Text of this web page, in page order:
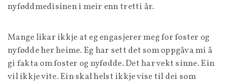
nyføddmedisinen i meir enn tretti år.
Mange likar ikkje at eg engasjerer meg for foster og
nyfødde her heime. Eg har sett det som oppgåva mi å
gi fakta om foster og nyfødde. Det har vekt sinne. Ein
vil ikkje vite. Ein skal helst ikkje vise til dei som